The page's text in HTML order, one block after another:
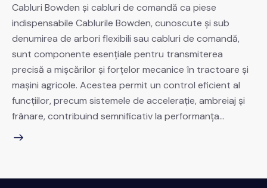
Cabluri Bowden și cabluri de comandă ca piese
indispensabile Cablurile Bowden, cunoscute și sub
denumirea de arbori flexibili sau cabluri de comandă,
sunt componente esențiale pentru transmiterea
precisă a mișcărilor și forțelor mecanice în tractoare și
mașini agricole. Acestea permit un control eficient al
funcțiilor, precum sistemele de accelerație, ambreiaj și
frânare, contribuind semnificativ la performanța…